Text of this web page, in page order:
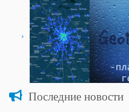
Последние новости